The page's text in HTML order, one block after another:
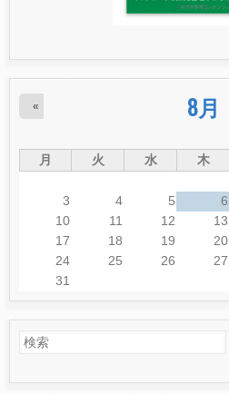
8月
«
月 火 水 木
3
4 5 6
10
11 12 13
17
18 19 20
24
25 26 27
31
索
検